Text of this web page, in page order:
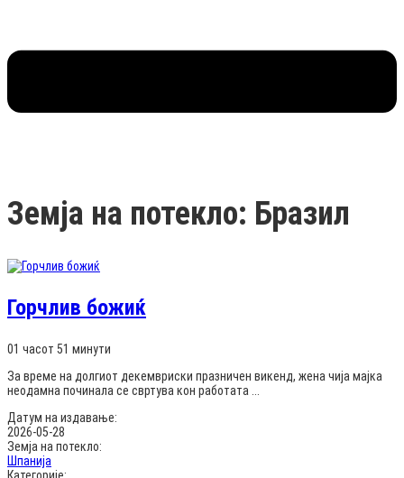
Земја на потекло: Бразил
Горчлив божиќ
01 часот 51 минути
За време на долгиот декемвриски празничен викенд, жена чија мајка
неодамна починала се свртува кон работата ...
Датум на издавање:
2026-05-28
Земја на потекло:
Шпанија